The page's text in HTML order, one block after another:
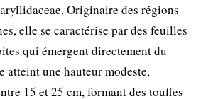
Originaire des régions
elle se caractérise par des feuilles
qui émergent directement du
atteint une hauteur modeste,
15 et 25 cm, formant des touffes